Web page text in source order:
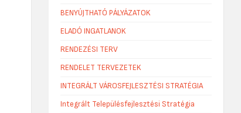
BENYÚJTHATÓ PÁLYÁZATOK
ELADÓ INGATLANOK
RENDEZÉSI TERV
RENDELET TERVEZETEK
INTEGRÁLT VÁROSFEJLESZTÉSI STRATÉGIA
Integrált Településfejlesztési Stratégia